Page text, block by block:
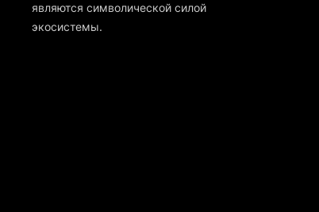
являются символической силой
экосистемы.